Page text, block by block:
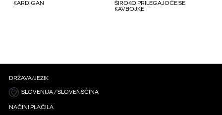
KARDIGAN
ŠIROKO PRILEGAJOČE SE
KAVBOJKE
DRŽAVA/JEZIK
SLOVENIJA / SLOVENŠČINA
NAČINI PLAČILA